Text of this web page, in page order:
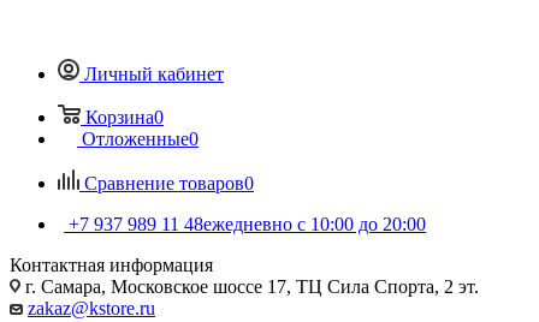
Личный кабинет
Корзина0
Отложенные0
Сравнение товаров0
+7 937 989 11 48ежедневно с 10:00 до 20:00
Контактная информация
г. Самара, Московское шоссе 17, ТЦ Сила Спорта, 2 эт.
zakaz@kstore.ru